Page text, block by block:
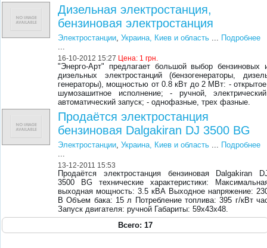
Дизельная электростанция,
бензиновая электростанция
Электростанции,Украина, Киев и область ... Подробнее
...
16-10-2012 15:27 Цена: 1 грн.
"Энерго-Арт" предлагает большой выбор бензиновых
дизельных электростанций (бензогенераторы,
генераторы), мощностью от 0.8 кВт до 2 МВт: -
шумозашитное исполнение; - ручной,
автоматический запуск; - однофазные, трех фазные.
Продаётся электростанция
бензиновая Dalgakiran DJ 3500 BG
Электростанции,Украина, Киев и область ... Подробнее
...
13-12-2011 15:53
Продаётся электростанция бензиновая Dalgakiran
3500 BG технические характеристики:
выходная мощность: 3.5 кВА Выходное напряжение:
В Объем бака: 15 л Потребление топлива: 395 г/кВт
Запуск двигателя: ручной Габариты: 59х43х48.
Всего: 17